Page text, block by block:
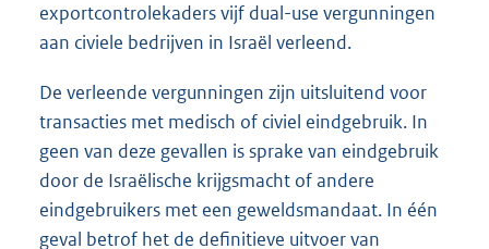
exportcontrolekaders vijf dual-use vergunningen
aan civiele bedrijven in Israël verleend.
De verleende vergunningen zijn uitsluitend voor
transacties met medisch of civiel eindgebruik. In
geen van deze gevallen is sprake van eindgebruik
door de Israëlische krijgsmacht of andere
eindgebruikers met een geweldsmandaat. In één
geval betrof het de definitieve uitvoer van